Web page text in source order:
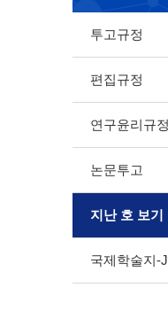
투고규정
편집규정
연구윤리규정
논문투고
지난 호 보기
국제학술지-